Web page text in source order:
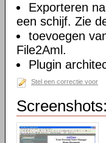
Exporteren
een schijf. Zie
toevoegen
File2Aml.
Plugin
Stel een correctie voor
Screenshots: